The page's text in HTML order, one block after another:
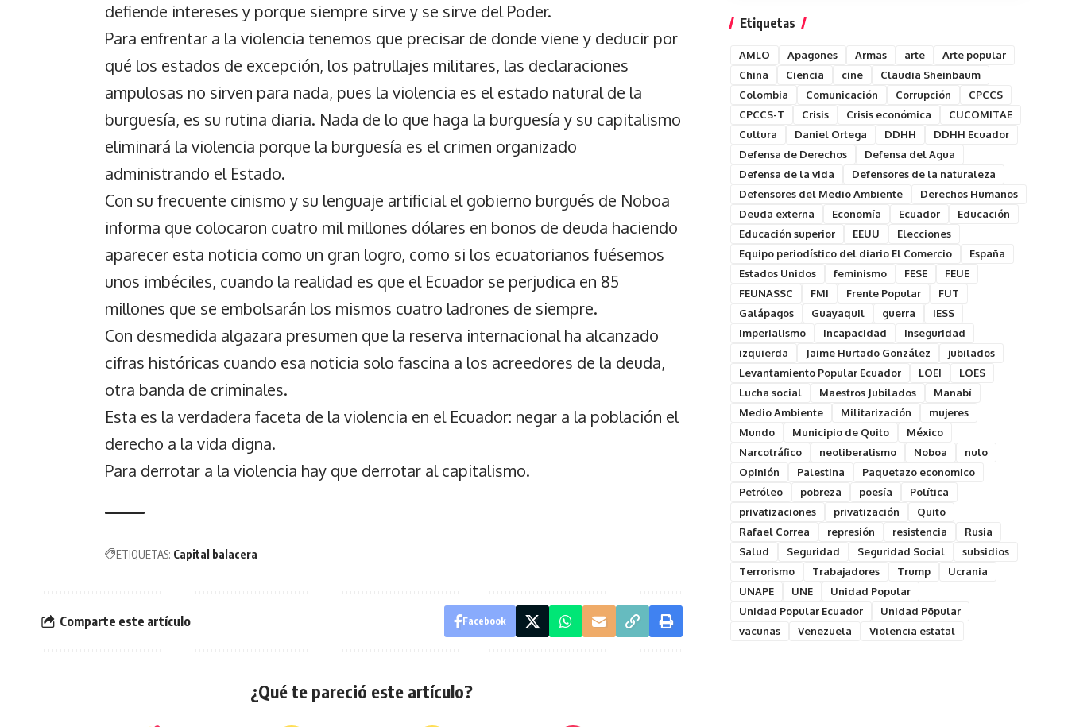
defiende intereses y porque siempre sirve y se sirve del Poder.
Para enfrentar a la violencia tenemos que precisar de donde viene y deducir por
qué los estados de excepción, los patrullajes militares, las declaraciones
ampulosas no sirven para nada, pues la violencia es el estado natural de la
burguesía, es su rutina diaria. Nada de lo que haga la burguesía y su capitalismo
eliminará la violencia porque la burguesía es el crimen organizado
administrando el Estado.
Con su frecuente cinismo y su lenguaje artificial el gobierno burgués de Noboa
informa que colocaron cuatro mil millones dólares en bonos de deuda haciendo
aparecer esta noticia como un gran logro, como si los ecuatorianos fuésemos
unos imbéciles, cuando la realidad es que el Ecuador se perjudica en 85
millones que se embolsarán los mismos cuatro ladrones de siempre.
Con desmedida algazara presumen que la reserva internacional ha alcanzado
cifras históricas cuando esa noticia solo fascina a los acreedores de la deuda,
otra banda de criminales.
Esta es la verdadera faceta de la violencia en el Ecuador: negar a la población el
derecho a la vida digna.
Para derrotar a la violencia hay que derrotar al capitalismo.
ETIQUETAS: Capital balacera
Comparte este artículo Facebook
¿Qué te pareció este artículo?
Etiquetas
AMLO Apagones Armas arte
Arte popular
China
Ciencia cine
Claudia Sheinbaum
Colombia
Comunicación Corrupción
CPCCS
CPCCS-T
Crisis Crisis económica
CUCOMITAE
Cultura
Daniel Ortega DDHH
DDHH Ecuador
Defensa de Derechos
Defensa del Agua
Defensa de la vida
Defensores de la naturaleza
Defensores del Medio Ambiente
Derechos Humanos
Deuda externa
Economía Ecuador
Educación
Educación superior
EEUU
Elecciones
Equipo periodístico del diario El Comercio
España
Estados Unidos
feminismo FESE
FEUE
FEUNASSC
FMI Frente Popular
FUT
Galápagos
Guayaquil guerra
IESS
imperialismo
incapacidad
Inseguridad
izquierda
Jaime Hurtado González
jubilados
Levantamiento Popular Ecuador
LOEI
LOES
Lucha social
Maestros Jubilados
Manabí
Medio Ambiente
Militarización
mujeres
Mundo
Municipio de Quito
México
Narcotráfico
neoliberalismo Noboa
nulo
Opinión
Palestina
Paquetazo economico
Petróleo
pobreza poesía
Política
privatizaciones
privatización
Quito
Rafael Correa
represión resistencia
Rusia
Salud
Seguridad Seguridad Social
subsidios
Terrorismo
Trabajadores Trump
Ucrania
UNAPE
UNE
Unidad Popular
Unidad Popular Ecuador
Unidad Pöpular
vacunas
Venezuela Violencia estatal